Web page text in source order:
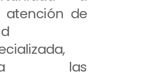
atención de
las